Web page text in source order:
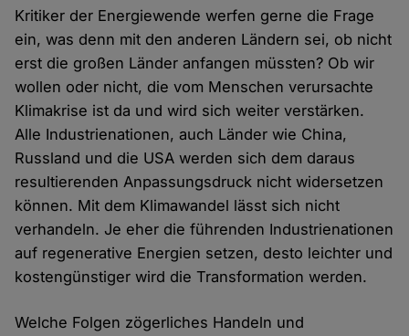
Kritiker der Energiewende werfen gerne die Frage
ein, was denn mit den anderen Ländern sei, ob nicht
erst die großen Länder anfangen müssten? Ob wir
wollen oder nicht, die vom Menschen verursachte
Klimakrise ist da und wird sich weiter verstärken.
Alle Industrienationen, auch Länder wie China,
Russland und die USA werden sich dem daraus
resultierenden Anpassungsdruck nicht widersetzen
können. Mit dem Klimawandel lässt sich nicht
verhandeln. Je eher die führenden Industrienationen
auf regenerative Energien setzen, desto leichter und
kostengünstiger wird die Transformation werden.
Welche Folgen zögerliches Handeln und